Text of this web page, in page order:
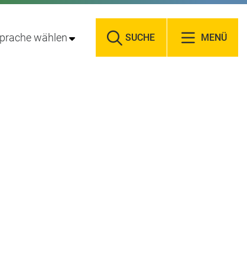
wählen SUCHE MENÜ